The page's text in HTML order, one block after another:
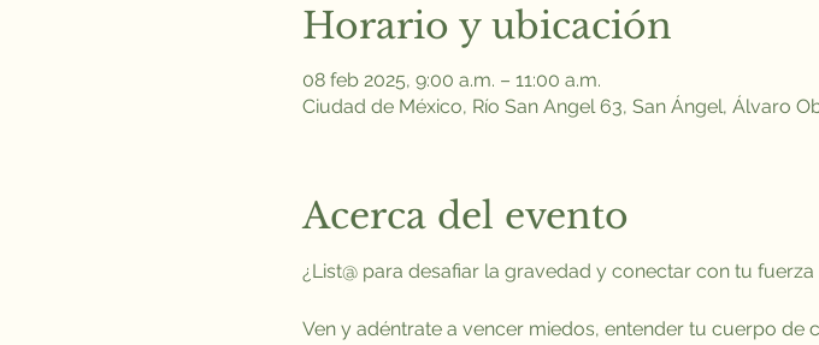
Horario y ubicación
08 feb 2025, 9:00 a.m. – 11:00 a.m.
Ciudad de México, Río San Angel 63, San Ángel, Álvaro
Acerca del evento
¿List@ para desafiar la gravedad y conectar con tu fuerza
Ven y adéntrate a vencer miedos, entender tu cuerpo